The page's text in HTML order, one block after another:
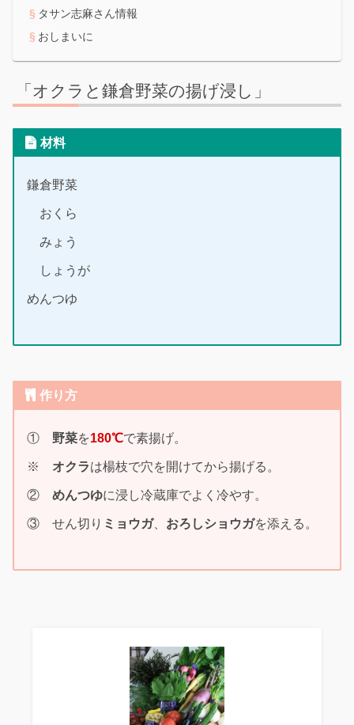
タサン志麻さん情報
おしまいに
「オクラと鎌倉野菜の揚げ浸し」
材料
鎌倉野菜
おくら
みょう
しょうが
めんつゆ
作り方
① 野菜を180℃で素揚げ。
※ オクラは楊枝で穴を開けてから揚げる。
② めんつゆに浸し冷蔵庫でよく冷やす。
③ せん切り ミョウガ、 おろしショウガを添える。